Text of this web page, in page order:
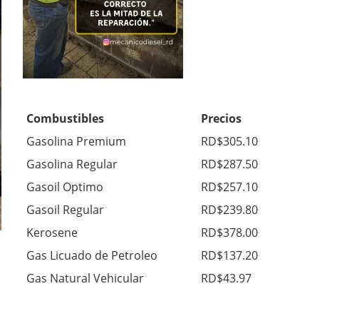
Combustibles
Precios
Gasolina Premium
RD$305.10
Gasolina Regular
RD$287.50
Gasoil Optimo
RD$257.10
Gasoil Regular
RD$239.80
Kerosene
RD$378.00
Gas Licuado de Petroleo
RD$137.20
Gas Natural Vehicular
RD$43.97